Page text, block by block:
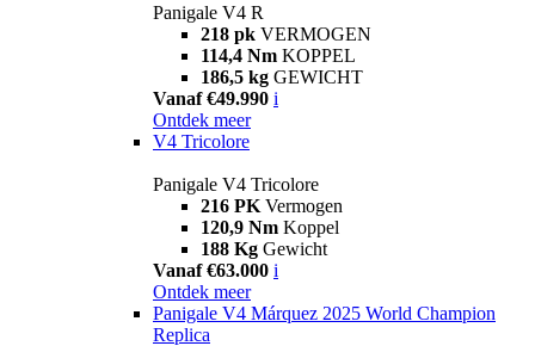
Panigale V4 R
218 pk VERMOGEN
114,4 Nm KOPPEL
186,5 kg GEWICHT
Vanaf €49.990 i
Ontdek meer
V4 Tricolore
Panigale V4 Tricolore
216 PK Vermogen
120,9 Nm Koppel
188 Kg Gewicht
Vanaf €63.000 i
Ontdek meer
Panigale V4 Márquez 2025 World Champion
Replica